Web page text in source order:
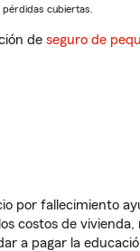
cubiertas.
de seguro de
por fallecimiento
costos de vivienda,
a pagar la